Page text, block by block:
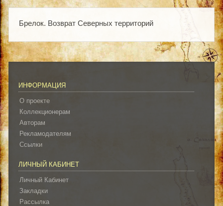
Брелок. Возврат Северных территорий
ИНФОРМАЦИЯ
О проекте
Коллекционерам
Авторам
Рекламодателям
Ссылки
ЛИЧНЫЙ КАБИНЕТ
Личный Кабинет
Закладки
Рассылка